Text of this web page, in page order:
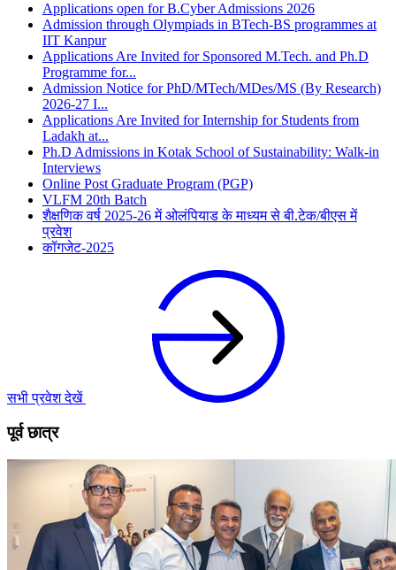
Applications open for B.Cyber Admissions 2026
Admission through Olympiads in BTech-BS programmes at
IIT Kanpur
Applications Are Invited for Sponsored M.Tech. and Ph.D
Programme for...
Admission Notice for PhD/MTech/MDes/MS (By Research)
2026‑27 I...
Applications Are Invited for Internship for Students from
Ladakh at...
Ph.D Admissions in Kotak School of Sustainability: Walk-in
Interviews
Online Post Graduate Program (PGP)
VLFM 20th Batch
शैक्षणिक वर्ष 2025-26 में ओलंपियाड के माध्यम से बी.टेक/बीएस में
प्रवेश
कॉगजेट-2025
सभी प्रवेश देखें
पूर्व छात्र